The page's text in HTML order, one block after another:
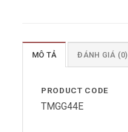
MÔ TẢ ĐÁNH GIÁ (0)
PRODUCT CODE
TMGG44E